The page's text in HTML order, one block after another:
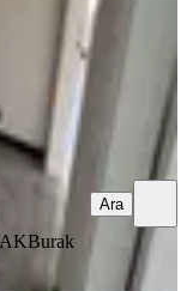
Burak
Ara